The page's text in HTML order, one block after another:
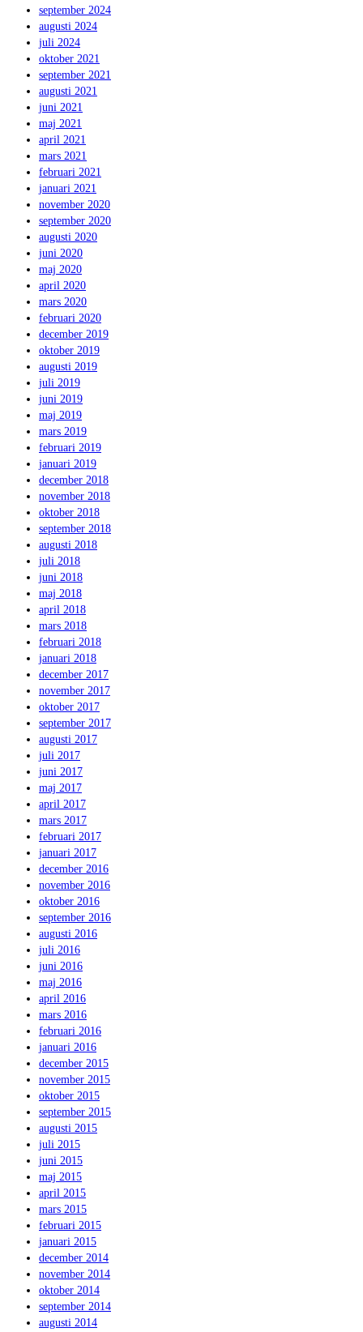
september 2024
augusti 2024
juli 2024
oktober 2021
september 2021
augusti 2021
juni 2021
maj 2021
april 2021
mars 2021
februari 2021
januari 2021
november 2020
september 2020
augusti 2020
juni 2020
maj 2020
april 2020
mars 2020
februari 2020
december 2019
oktober 2019
augusti 2019
juli 2019
juni 2019
maj 2019
mars 2019
februari 2019
januari 2019
december 2018
november 2018
oktober 2018
september 2018
augusti 2018
juli 2018
juni 2018
maj 2018
april 2018
mars 2018
februari 2018
januari 2018
december 2017
november 2017
oktober 2017
september 2017
augusti 2017
juli 2017
juni 2017
maj 2017
april 2017
mars 2017
februari 2017
januari 2017
december 2016
november 2016
oktober 2016
september 2016
augusti 2016
juli 2016
juni 2016
maj 2016
april 2016
mars 2016
februari 2016
januari 2016
december 2015
november 2015
oktober 2015
september 2015
augusti 2015
juli 2015
juni 2015
maj 2015
april 2015
mars 2015
februari 2015
januari 2015
december 2014
november 2014
oktober 2014
september 2014
augusti 2014